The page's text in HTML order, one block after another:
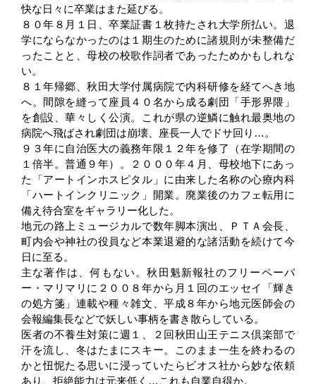
快な日々に卒業はまた延びる。
８０年８月１日、卒業証書１枚持たされ大学所払い。退
学にならなかったのは１期生のために諸規則が未整備だ
ったことと、母校の校歌作詞者であったためかもしれな
い。
８１年帰郷、秋田大学付属病院で内科研修を経てへき地
へ。間隙を縫って座員４０名から成る劇団「手形界隈」
を創設、華々しく公演。これが県の逆鱗に触れ最奥地の
病院へ飛ばされ劇団は崩壊、座長一人でドサ回り…。
９３年に自治医大の義務年限１２年を修了（在学期間の
１倍半。普通９年）。２０００年４月、母校地下にあっ
た「アートインホスピタル」に由来した名称の心療内科
「ハートインクリニック」開業。廃業後のカフェ転用に
備え待合室をギャラリー化した。
地元の路上ミュージカルで数年脚本演出、ＰＴＡ会長、
町内会や神社の役員など本業退避的な諸活動を続けて今
日に至る。
主な著作は、何もない。秋田魁新報社のフリーペーパ
ー・マリマリに２００８年から月１回のエッセイ「輝き
の処方箋」連載や種々雑文、平成８年から地元医師会の
会報編集長などで妖しい事柄を書き散らしている。
医者の不養生対策に週１、２回秋田山王テニス倶楽部で
汗を流し、冬はたまにスキー。このまま一生を終わるの
かと忸怩たる思いに浸っていたらビオス社から妙な依頼
あり、拒絶能力は元来低く…これも自業自得か。